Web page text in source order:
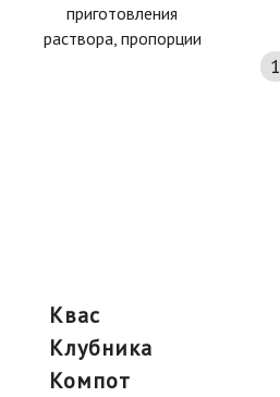
приготовления
раствора, пропорции
1
квас
клубника
компот